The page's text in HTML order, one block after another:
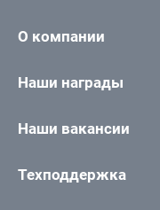
О компании
Наши награды
Наши вакансии
Техподдержка